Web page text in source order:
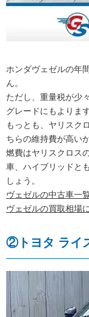
ホンダヴェゼルの年
ん。
ただし、重量税が少
グレードにもよりま
もっとも、ヤリスク
ちらの維持費が高い
燃費はヤリスクロス
車、ハイブリッドと
しょう。
ヴェゼルの中古車一
ヴェゼルの買取相場
②トヨタ ライ